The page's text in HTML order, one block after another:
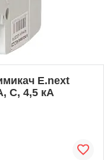
E.next
C, 4,5 кА